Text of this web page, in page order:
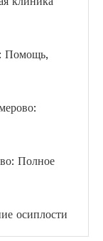
Помощь,
Полное
осиплости